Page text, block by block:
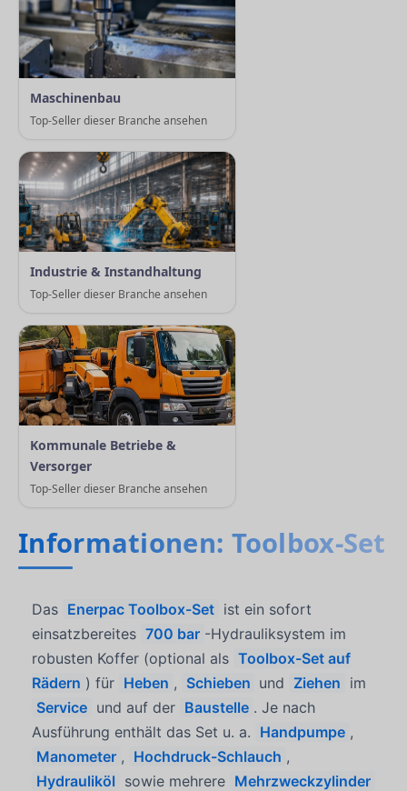
Maschinenbau
Top-Seller dieser Branche ansehen
Industrie & Instandhaltung
Top-Seller dieser Branche ansehen
Kommunale Betriebe &
Versorger
Top-Seller dieser Branche ansehen
Informationen: Toolbox-Set
Das Enerpac Toolbox-Set ist ein sofort
einsatzbereites 700 bar -Hydrauliksystem im
robusten Koffer (optional als Toolbox-Set auf
Rädern ) für Heben , Schieben und Ziehen im
Service und auf der Baustelle . Je nach
Ausführung enthält das Set u. a. Handpumpe ,
Manometer , Hochdruck-Schlauch ,
Hydrauliköl sowie mehrere Mehrzweckzylinder